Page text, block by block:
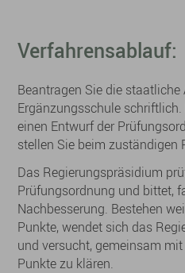
Verfahrensablauf:
Beantragen Sie die staatliche
Ergänzungsschule
einen Entwurf der
stellen Sie beim zuständigen
Das Regierungspräsidium
Prüfungsordnung und bittet,
Nachbesserung. Bestehen
Punkte, wendet sich das
und versucht, gemeinsam
Punkte zu klären.